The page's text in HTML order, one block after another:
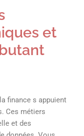
et
finance s appuient
Ces métiers
et des